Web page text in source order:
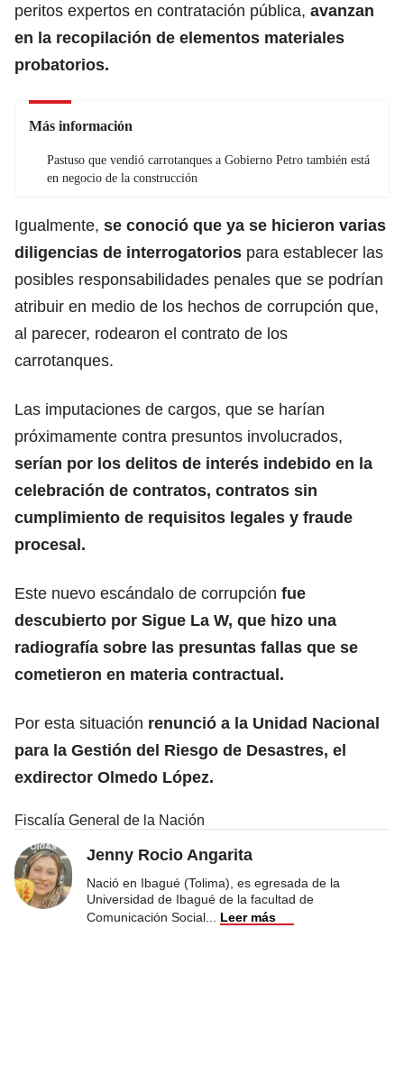
peritos expertos en contratación pública, avanzan
en la recopilación de elementos materiales
probatorios.
Más información
Pastuso que vendió carrotanques a Gobierno Petro también está
en negocio de la construcción
Igualmente, se conoció que ya se hicieron varias
diligencias de interrogatorios para establecer las
posibles responsabilidades penales que se podrían
atribuir en medio de los hechos de corrupción que,
al parecer, rodearon el contrato de los
carrotanques.
Las imputaciones de cargos, que se harían
próximamente contra presuntos involucrados,
serían por los delitos de interés indebido en la
celebración de contratos, contratos sin
cumplimiento de requisitos legales y fraude
procesal.
Este nuevo escándalo de corrupción fue
descubierto por Sigue La W, que hizo una
radiografía sobre las presuntas fallas que se
cometieron en materia contractual.
Por esta situación renunció a la Unidad Nacional
para la Gestión del Riesgo de Desastres, el
exdirector Olmedo López.
Fiscalía General de la Nación
Jenny Rocio Angarita
Nació en Ibagué (Tolima), es egresada de la
Universidad de Ibagué de la facultad de
Comunicación Social
Leer más